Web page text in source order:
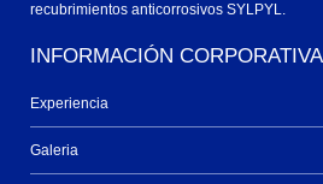
recubrimientos anticorrosivos SYLPYL.
INFORMACIÓN CORPORATIVA
Experiencia
Galeria